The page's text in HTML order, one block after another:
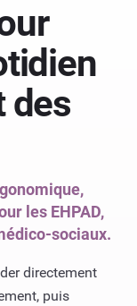
des
les EHPAD,
sociaux.
directement
puis